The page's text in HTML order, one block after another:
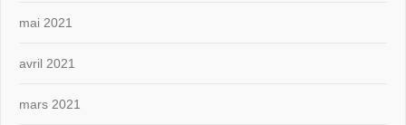
mai 2021
avril 2021
mars 2021